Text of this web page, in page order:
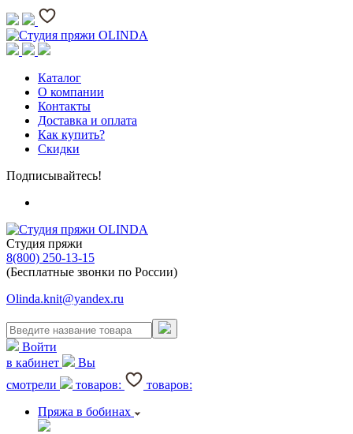
Каталог
О компании
Контакты
Доставка и оплата
Как купить?
Скидки
Подписывайтесь!
Студия пряжи
8(800) 250-13-15
(Бесплатные звонки по России)
Olinda.knit@yandex.ru
Войти
в кабинет
Вы
смотрели
товаров:
товаров:
Пряжа в бобинах